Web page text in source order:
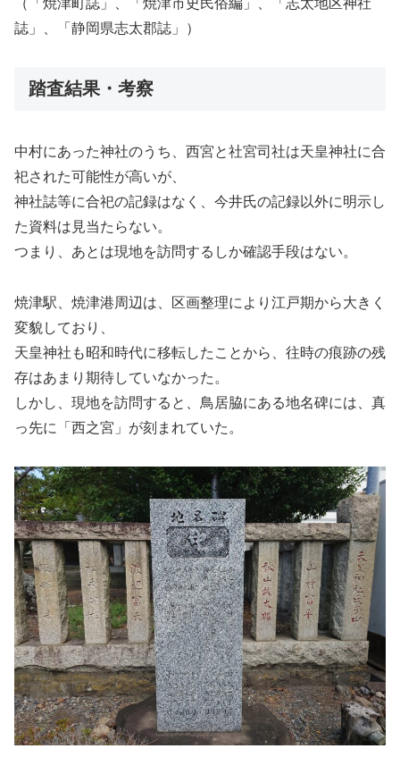
（「焼津町誌」、「焼津市史民俗編」、「志太地区神社
誌」、「静岡県志太郡誌」）
踏査結果・考察
中村にあった神社のうち、西宮と社宮司社は天皇神社に合
祀された可能性が高いが、
神社誌等に合祀の記録はなく、今井氏の記録以外に明示し
た資料は見当たらない。
つまり、あとは現地を訪問するしか確認手段はない。
焼津駅、焼津港周辺は、区画整理により江戸期から大きく
変貌しており、
天皇神社も昭和時代に移転したことから、往時の痕跡の残
存はあまり期待していなかった。
しかし、現地を訪問すると、鳥居脇にある地名碑には、真
っ先に「西之宮」が刻まれていた。